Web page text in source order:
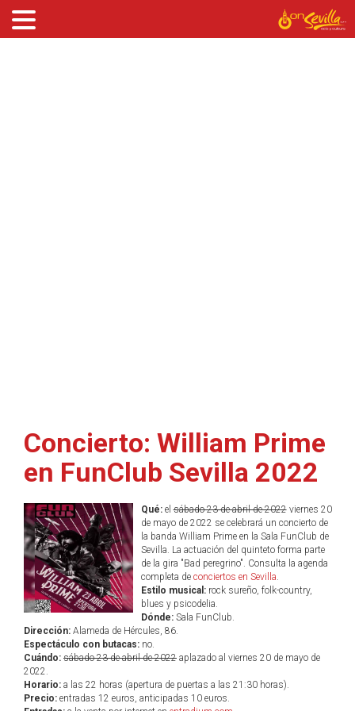
Concierto: William Prime
en FunClub Sevilla 2022
Qué:elsábado 23 de abril de 2022viernes 20
de mayo de 2022 se celebrará un concierto de
la banda William Prime en la Sala FunClub de
Sevilla. La actuación del quinteto forma parte
de la gira "Bad peregrino". Consulta la agenda
completa de conciertos en Sevilla.
Estilo musical:rock sureño, folk-country,
blues y psicodelia.
Dónde:Sala FunClub.
Dirección: Alameda de Hércules, 86.
Espectáculo con butacas: no.
Cuándo: sábado 23 de abril de 2022 aplazado al viernes 20 de mayo de
2022.
Horario: a las 22 horas (apertura de puertas a las 21:30 horas).
Precio: entradas 12 euros, anticipadas 10 euros.